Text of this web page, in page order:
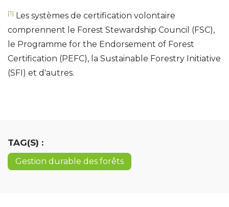
[1] Les systèmes de certification volontaire
comprennent le Forest Stewardship Council (FSC),
le Programme for the Endorsement of Forest
Certification (PEFC), la Sustainable Forestry Initiative
(SFI) et d'autres.
TAG(S) :
Gestion durable des forêts